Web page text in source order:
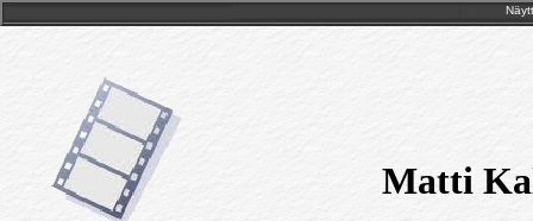
Matti